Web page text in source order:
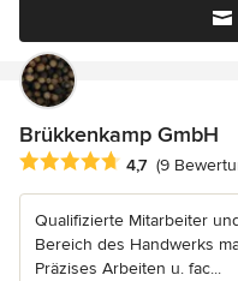
Brükkenkamp GmbH
Durchschnittliche
4,7 (9
Qualifizierte Mitarbeiter
Bereich des Handwerks
Präzises Arbeiten u. fac...